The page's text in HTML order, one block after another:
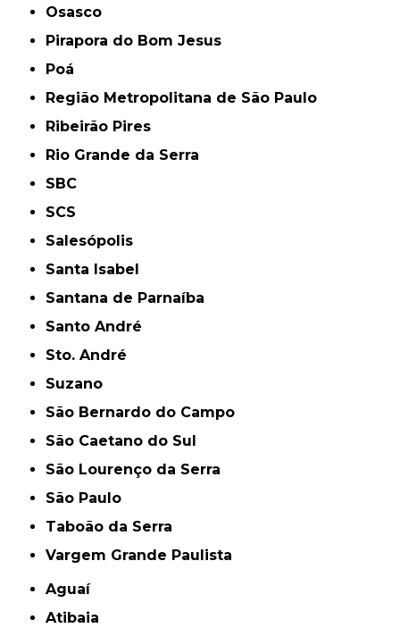
Osasco
Pirapora do Bom Jesus
Poá
Região Metropolitana de São Paulo
Ribeirão Pires
Rio Grande da Serra
SBC
SCS
Salesópolis
Santa Isabel
Santana de Parnaíba
Santo André
Sto. André
Suzano
São Bernardo do Campo
São Caetano do Sul
São Lourenço da Serra
São Paulo
Taboão da Serra
Vargem Grande Paulista
Aguaí
Atibaia